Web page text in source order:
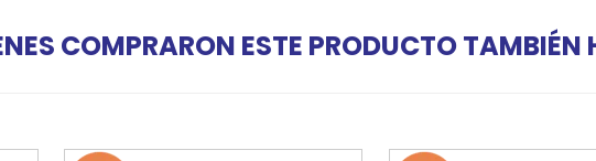
COMPRARON ESTE PRODUCTO